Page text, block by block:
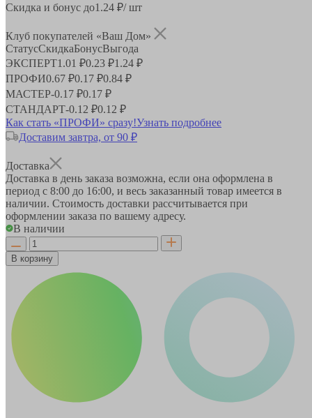
Скидка и бонус до1.24 ₽/ шт
Клуб покупателей «Ваш Дом»
СтатусСкидкаБонусВыгода
ЭКСПЕРТ1.01 ₽0.23 ₽1.24 ₽
ПРОФИ0.67 ₽0.17 ₽0.84 ₽
МАСТЕР-0.17 ₽0.17 ₽
СТАНДАРТ-0.12 ₽0.12 ₽
Как стать «ПРОФИ» сразу!Узнать подробнее
Доставим завтра, от 90 ₽
Доставка
Доставка в день заказа возможна, если она оформлена в
период с 8:00 до 16:00, и весь заказанный товар имеется в
наличии. Стоимость доставки рассчитывается при
оформлении заказа по вашему адресу.
В наличии
В корзину